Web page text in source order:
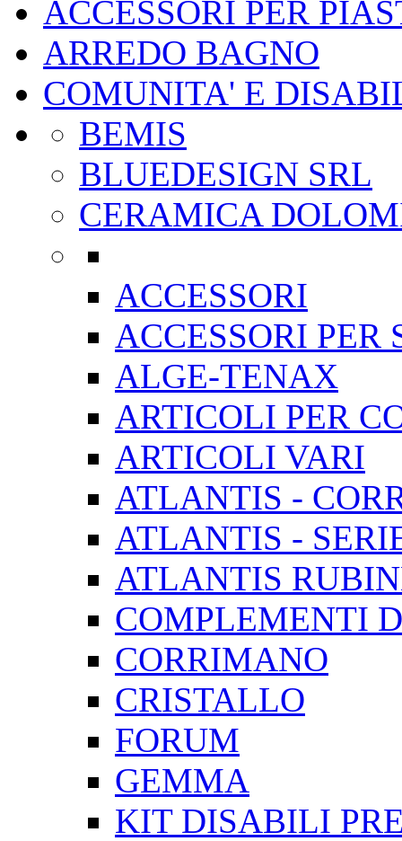
ACCESSORI PER
ARREDO BAGNO
COMUNITA' E
BEMIS
BLUEDESIGN SRL
CERAMICA
ACCESSORI
ACCESSORI PER
ALGE-TENAX
ARTICOLI PER
ARTICOLI VARI
ATLANTIS -
ATLANTIS -
ATLANTIS
COMPLEMENTI
CORRIMANO
CRISTALLO
FORUM
GEMMA
KIT DISABILI